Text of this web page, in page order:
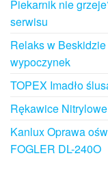
Piekarnik nie
serwisu
Relaks w
wypoczynek
TOPEX Imadło
Rękawice
Kanlux Oprawa
FOGLER DL-240O